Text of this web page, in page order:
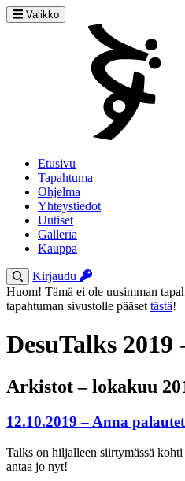
Valikko
Etusivu
Tapahtuma
Ohjelma
Yhteystiedot
Uutiset
Galleria
Kauppa
Kirjaudu
Huom! Tämä ei ole uusimman
tapahtuman sivustolle pääset tästä!
DesuTalks 2019
Arkistot – lokakuu
12.10.2019 – Anna
Talks on hiljalleen siirtymässä
antaa jo nyt!